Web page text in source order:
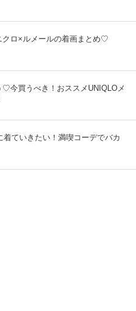
クロ×ルメールの着画まとめ♡
今買うべき！おススメUNIQLOメ
着ていきたい！満喫コーデでバカ